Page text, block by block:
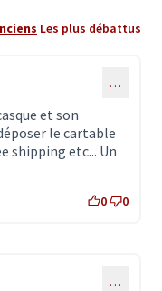
Les plus débattus
…
et son
le cartable
shipping etc... Un
0 0
…